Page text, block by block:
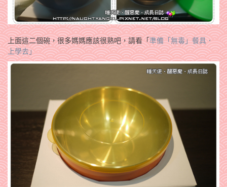
上面這二個碗，很多媽媽應該很熟吧，請看「準備「無毒」餐具．
上學去」